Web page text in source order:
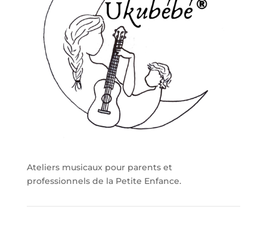
Ateliers musicaux pour parents et
professionnels de la Petite Enfance.